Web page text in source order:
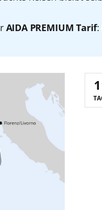
AIDA PREMIUM Tarif: